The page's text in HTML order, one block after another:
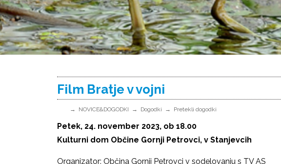
Film Bratje v vojni
NOVICE&DOGODKI Dogodki Pretekli dogodki
Petek, 24. november 2023, ob 18.00
Kulturni dom Občine Gornji Petrovci, v Stanjevcih
Organizator: Občina Gornji Petrovci v sodelovanju s TV AS